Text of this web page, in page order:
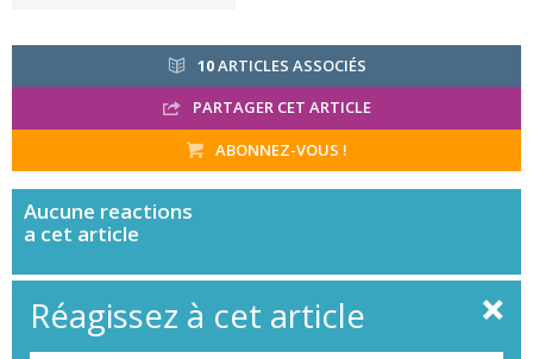
10ARTICLES ASSOCIÉS
PARTAGER CET ARTICLE
ABONNEZ-VOUS !
Aucune reactions
a cet article
Réagissez à cet article